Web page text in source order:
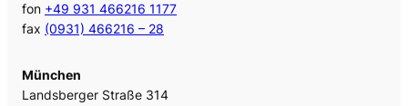
fon +49 931 466216 1177
fax (0931) 466216 – 28
München
Landsberger Straße 314